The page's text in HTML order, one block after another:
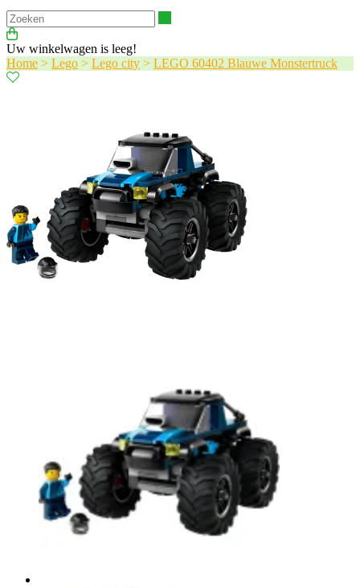
Uw winkelwagen is leeg!
Home > Lego > Lego city > LEGO 60402 Blauwe Monstertruck